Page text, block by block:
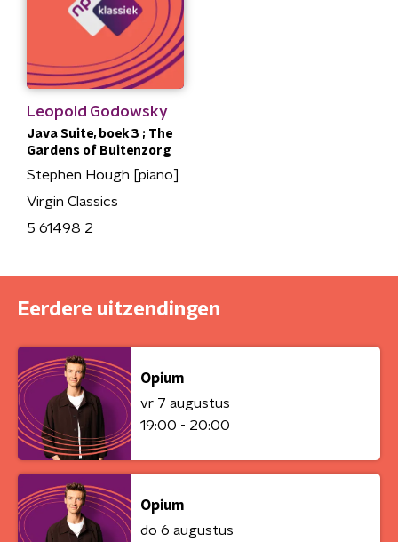
Leopold Godowsky
Java Suite, boek 3 ; The
Gardens of Buitenzorg
Stephen Hough [piano]
Virgin Classics
5 61498 2
Eerdere uitzendingen
Opium
vr 7 augustus
19:00 - 20:00
Opium
do 6 augustus